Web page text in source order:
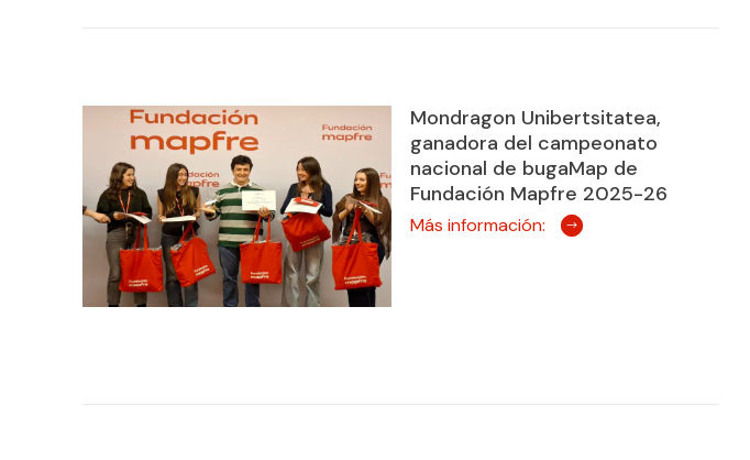
Mondragon Unibertsitatea,
ganadora del campeonato
nacional de bugaMap de
Fundación Mapfre 2025-26
Más información: